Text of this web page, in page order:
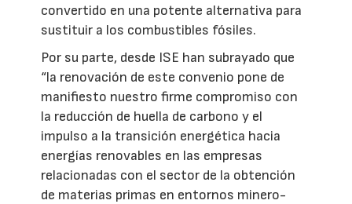
convertido en una potente alternativa para
sustituir a los combustibles fósiles.
Por su parte, desde ISE han subrayado que
“la renovación de este convenio pone de
manifiesto nuestro firme compromiso con
la reducción de huella de carbono y el
impulso a la transición energética hacia
energías renovables en las empresas
relacionadas con el sector de la obtención
de materias primas en entornos minero-